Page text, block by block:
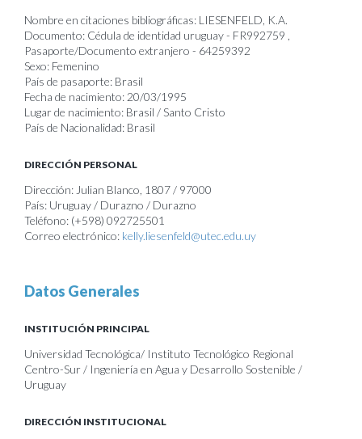
Nombre en citaciones bibliográficas: LIESENFELD, K.A.
Documento: Cédula de identidad uruguay - FR992759 ,
Pasaporte/Documento extranjero - 64259392
Sexo: Femenino
País de pasaporte: Brasil
Fecha de nacimiento: 20/03/1995
Lugar de nacimiento: Brasil / Santo Cristo
País de Nacionalidad: Brasil
DIRECCIÓN PERSONAL
Dirección: Julian Blanco, 1807 / 97000
País: Uruguay / Durazno / Durazno
Teléfono: (+598) 092725501
Correo electrónico: kelly.liesenfeld@utec.edu.uy
Datos Generales
INSTITUCIÓN PRINCIPAL
Universidad Tecnológica/ Instituto Tecnológico Regional
Centro-Sur / Ingeniería en Agua y Desarrollo Sostenible /
Uruguay
DIRECCIÓN INSTITUCIONAL